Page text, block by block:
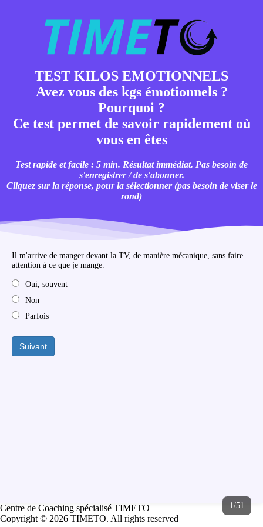
TEST KILOS EMOTIONNELS
Avez vous des kgs émotionnels ?
Pourquoi ?
Ce test permet de savoir rapidement où
vous en êtes
Test rapide et facile : 5 min. Résultat immédiat. Pas besoin de
s'enregistrer / de s'abonner.
Cliquez sur la réponse, pour la sélectionner (pas besoin de viser le
rond)
Il m'arrive de manger devant la TV, de manière mécanique, sans faire
attention à ce que je mange.
Oui, souvent
Non
Parfois
Suivant
1/51
Centre de Coaching spécialisé TIMETO |
Copyright © 2026 TIMETO. All rights reserved